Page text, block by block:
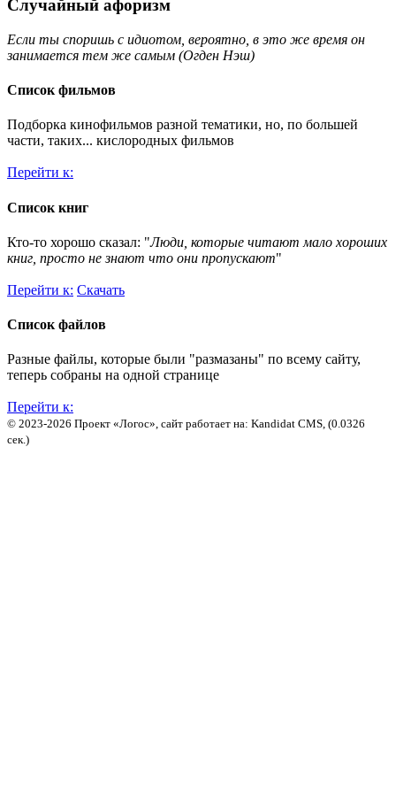
Случайный афоризм
Если ты споришь с идиотом, вероятно, в это же время он
занимается тем же самым (Огден Нэш)
Список фильмов
Подборка кинофильмов разной тематики, но, по большей
части, таких... кислородных фильмов
Перейти к:
Список книг
Кто-то хорошо сказал: "Люди, которые читают мало хороших
книг, просто не знают что они пропускают"
Перейти к: Скачать
Список файлов
Разные файлы, которые были "размазаны" по всему сайту,
теперь собраны на одной странице
Перейти к:
© 2023-2026 Проект «Логос», сайт работает на: Kandidat CMS, (0.0326
сек.)